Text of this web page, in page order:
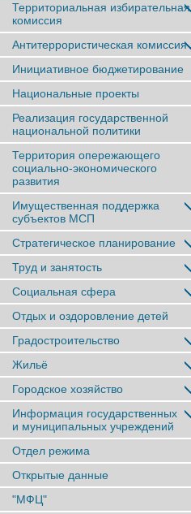
Территориальная избирательная
комиссия
Антитеррористическая комиссия
Инициативное бюджетирование
Национальные проекты
Реализация государственной
национальной политики
Территория опережающего
социально-экономического
развития
Имущественная поддержка
субъектов МСП
Стратегическое планирование
Труд и занятость
Социальная сфера
Отдых и оздоровление детей
Градостроительство
Жильё
Городское хозяйство
Информация государственных
и муниципальных учреждений
Отдел режима
Открытые данные
"МФЦ"